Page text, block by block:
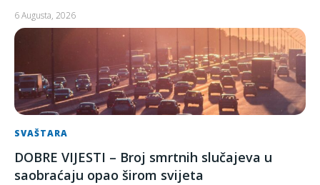
6 Augusta, 2026
SVAŠTARA
DOBRE VIJESTI – Broj smrtnih slučajeva u
saobraćaju opao širom svijeta